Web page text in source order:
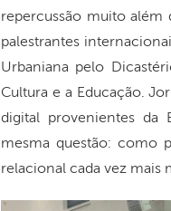
repercussão muito além
palestrantes
Urbaniana pelo
Cultura e a Educação.
digital provenientes da
mesma questão: como
relacional cada vez mais